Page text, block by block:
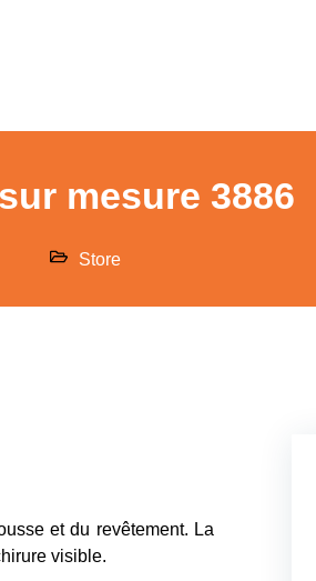
mesure 3886
Store
et du revêtement. La
visible.